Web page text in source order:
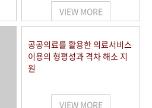
VIEW MORE
공공의료를 활용한 의료서비스
이용의 형평성과 격차 해소 지
원
VIEW MORE